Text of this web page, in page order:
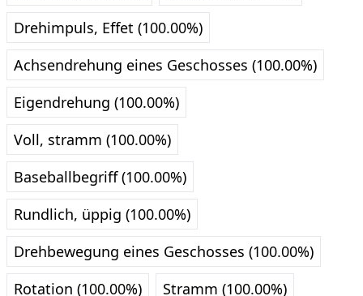
Drehimpuls, Effet (100.00%)
Achsendrehung eines Geschosses (100.00%)
Eigendrehung (100.00%)
Voll, stramm (100.00%)
Baseballbegriff (100.00%)
Rundlich, üppig (100.00%)
Drehbewegung eines Geschosses (100.00%)
Rotation (100.00%)
Stramm (100.00%)